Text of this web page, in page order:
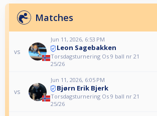
Matches
vs
Jun 11, 2026, 6:53 PM
Leon Sagebakken
Torsdagsturnering Os 9 ball nr 21
25/26
vs
Jun 11, 2026, 6:05 PM
Bjørn Erik Bjerk
Torsdagsturnering Os 9 ball nr 21
25/26